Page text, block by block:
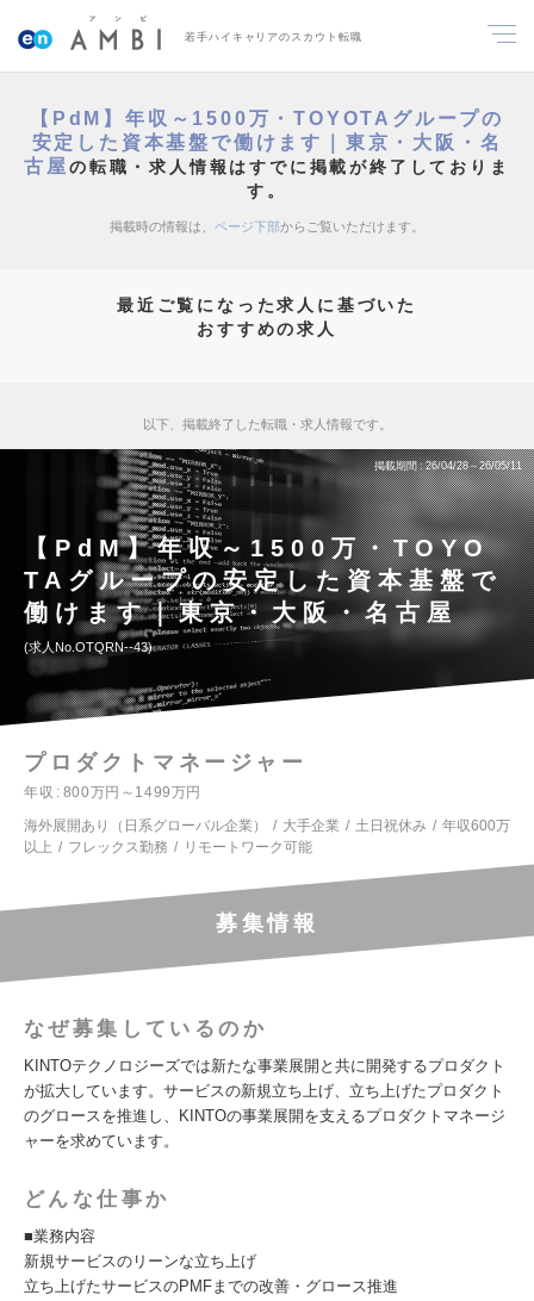
若手ハイキャリアのスカウト転職
【PdM】年収～1500万・TOYOTAグループの
安定した資本基盤で働けます｜東京・大阪・名
古屋 の転職・求人情報はすでに掲載が終了しておりま
す。
掲載時の情報は、 ページ下部からご覧いただけます。
最近ご覧になった求人に基づいた
おすすめの求人
以下、掲載終了した転職・求人情報です。
掲載期間 26/04/28～26/05/11
【PdM】年収～1500万・TOYO
TAグループの安定した資本基盤で
働けます｜東京・大阪・名古屋
求人No.OTQRN--43
プロダクトマネージャー
年収
800万円～1499万円
海外展開あり（日系グローバル企業）
大手企業 土日祝休み
年収600万
以上
フレックス勤務 リモートワーク可能
募集情報
なぜ募集しているのか
KINTOテクノロジーズでは新たな事業展開と共に開発するプロダクト
が拡大しています。サービスの新規立ち上げ、立ち上げたプロダクト
のグロースを推進し、KINTOの事業展開を支えるプロダクトマネージ
ャーを求めています。
どんな仕事か
■業務内容
新規サービスのリーンな立ち上げ
立ち上げたサービスのPMFまでの改善・グロース推進